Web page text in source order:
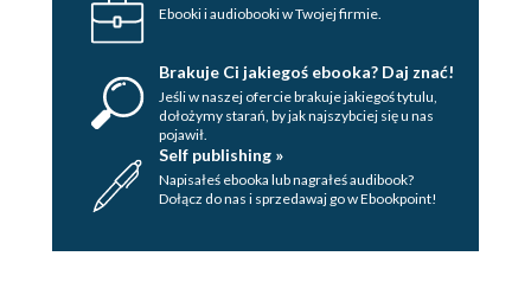
Ebooki i audiobooki w Twojej firmie.
Brakuje Ci jakiegoś ebooka? Daj znać!
Jeśli w naszej ofercie brakuje jakiegoś tytulu,
dołożymy starań, by jak najszybciej się u nas
pojawił.
Self publishing »
Napisałeś ebooka lub nagrałeś audibook?
Dołącz do nas i sprzedawaj go w Ebookpoint!